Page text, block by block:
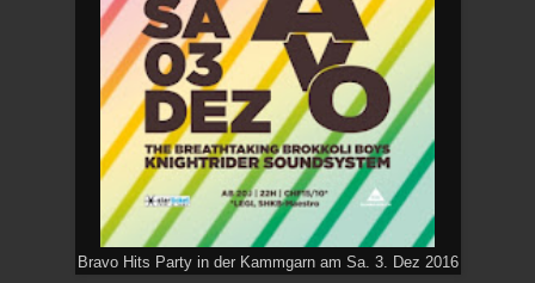
Bravo Hits Party in der Kammgarn am Sa. 3. Dez 2016